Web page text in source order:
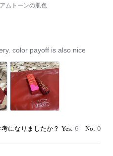
ムトーンの肌色
color payoff is also nice
6 0